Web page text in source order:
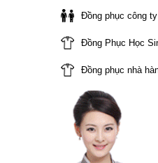
Đồng phục công ty
Đồng Phục Học
Đồng phục nhà